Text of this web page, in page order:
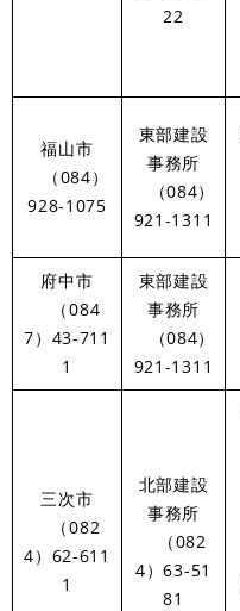
22
福山市
（084）
928-1075
東部建設
事務所
（084）
921-1311
府中市
（084
7）43-711
1
東部建設
事務所
（084）
921-1311
三次市
（082
4）62-611
1
北部建設
事務所
（082
4）63-51
81